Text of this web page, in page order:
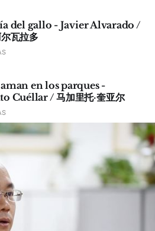
del gallo - Javier Alvarado /
瓦拉多
en los parques -
Cuéllar / 马加里托·奎亚尔